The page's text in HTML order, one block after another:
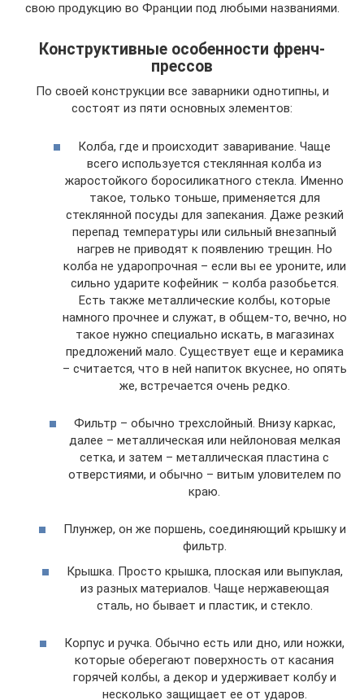
свою продукцию во Франции под любыми названиями.
Конструктивные особенности френч-
прессов
По своей конструкции все заварники однотипны, и
состоят из пяти основных элементов:
Колба, где и происходит заваривание. Чаще
всего используется стеклянная колба из
жаростойкого боросиликатного стекла. Именно
такое, только тоньше, применяется для
стеклянной посуды для запекания. Даже резкий
перепад температуры или сильный внезапный
нагрев не приводят к появлению трещин. Но
колба не ударопрочная – если вы ее уроните, или
сильно ударите кофейник – колба разобьется.
Есть также металлические колбы, которые
намного прочнее и служат, в общем-то, вечно, но
такое нужно специально искать, в магазинах
предложений мало. Существует еще и керамика
– считается, что в ней напиток вкуснее, но опять
же, встречается очень редко.
Фильтр – обычно трехслойный. Внизу каркас,
далее – металлическая или нейлоновая мелкая
сетка, и затем – металлическая пластина с
отверстиями, и обычно – витым уловителем по
краю.
Плунжер, он же поршень, соединяющий крышку и
фильтр.
Крышка. Просто крышка, плоская или выпуклая,
из разных материалов. Чаще нержавеющая
сталь, но бывает и пластик, и стекло.
Корпус и ручка. Обычно есть или дно, или ножки,
которые оберегают поверхность от касания
горячей колбы, а декор и удерживает колбу и
несколько защищает ее от ударов.